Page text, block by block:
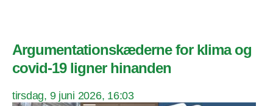
Argumentationskæderne for klima og
covid-19 ligner hinanden
tirsdag, 9 juni 2026, 16:03